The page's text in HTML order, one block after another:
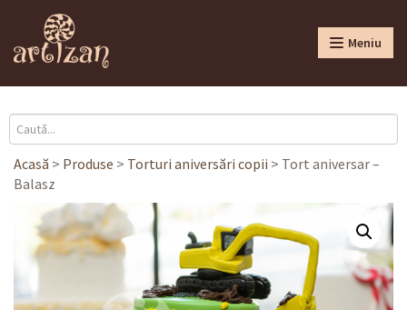
Meniu
Acasă > Produse > Torturi aniversări copii > Tort aniversar –
Balasz